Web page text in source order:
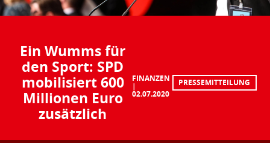
Ein Wumms für
den Sport: SPD
mobilisiert 600
Millionen Euro
zusätzlich
FINANZEN
02.07.2020
PRESSEMITTEILUNG